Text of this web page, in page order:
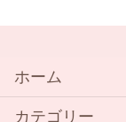
ホーム
カテゴリー